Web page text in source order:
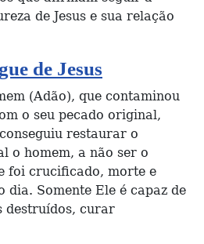
de Jesus e sua relação
de Jesus
(Adão), que contaminou
o seu pecado original,
restaurar o
o homem, a não ser o
foi crucificado, morte e
Somente Ele é capaz de
destruídos, curar